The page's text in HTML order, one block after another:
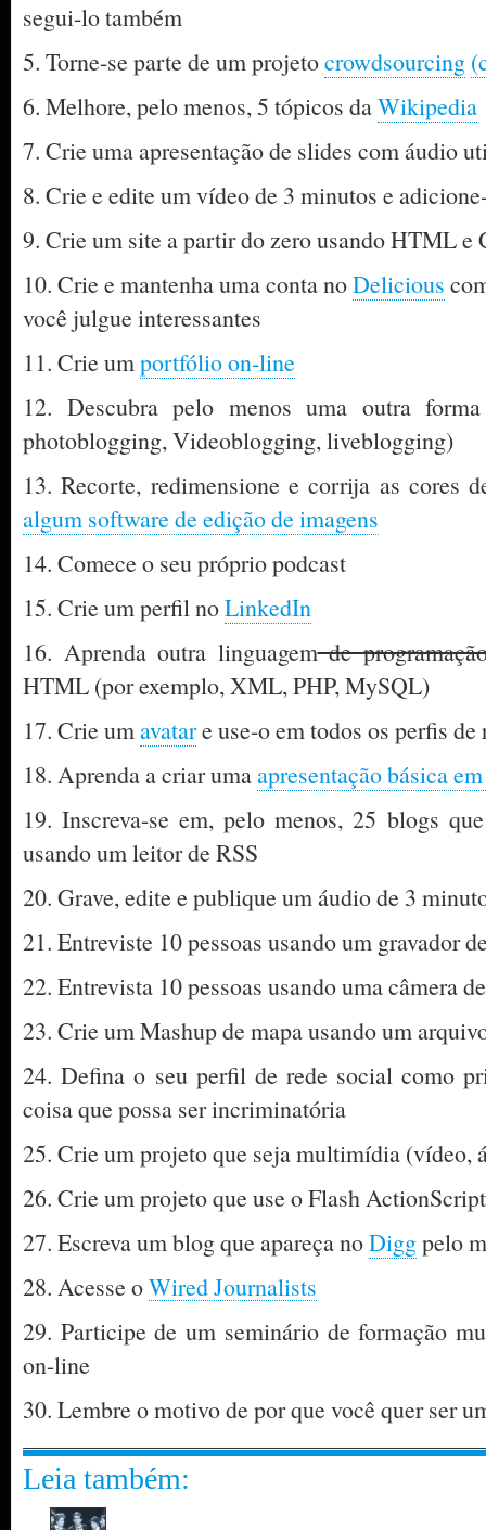
segui-lo também
5. Torne-se parte de um projetocrowdsourcing
6. Melhore, pelo menos, 5 tópicos daWikipedia
7. Crie uma apresentação de slides com áudio
8. Crie e edite um vídeo de 3 minutos e
9. Crie um site a partir do zero usando HTML e
10. Crie e mantenha uma conta noDelicious
você julgue interessantes
11. Crie umportfólio on-line
12. Descubra pelo menos uma outra
photoblogging, Videoblogging, liveblogging)
13. Recorte, redimensione e corrija as cores
algum software de edição de imagens
14. Comece o seu próprio podcast
15. Crie um perfil noLinkedIn
16. Aprenda outra linguagemde
HTML (por exemplo, XML, PHP, MySQL)
17. Crie umavatare use-o em todos os perfis de
18. Aprenda a criar umaapresentação básica
19. Inscreva-se em, pelo menos, 25 blogs
usando um leitor de RSS
20. Grave, edite e publique um áudio de 3
21. Entreviste 10 pessoas usando um gravador
22. Entrevista 10 pessoas usando uma câmera
23. Crie um Mashup de mapa usando um
24. Defina o seu perfil de rede social como
coisa que possa ser incriminatória
25. Crie um projeto que seja multimídia (vídeo,
26. Crie um projeto que use o Flash
27. Escreva um blog que apareça noDiggpelo
28. Acesse oWired Journalists
29. Participe de um seminário de formação
on-line
30. Lembre o motivo de por que você quer ser
Leia também: